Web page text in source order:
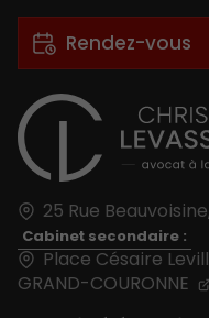
25 Rue Beauvoisine,
Cabinet secondaire :
Place Césaire
GRAND-COURONNE
Rendez-vous